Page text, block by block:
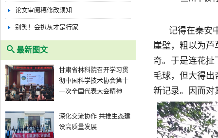
记得在秦安
崖壁，粗以为
奇。于是连花
毛球，但大得
新记录。因而
论文审阅稿修改须知
别笑！会扒灰才是行家
最新图文
甘肃省林科院召开学习贯
彻中国科学技术协会第十
一次全国代表大会精神
深化交流协作 共推生态建
设高质量发展